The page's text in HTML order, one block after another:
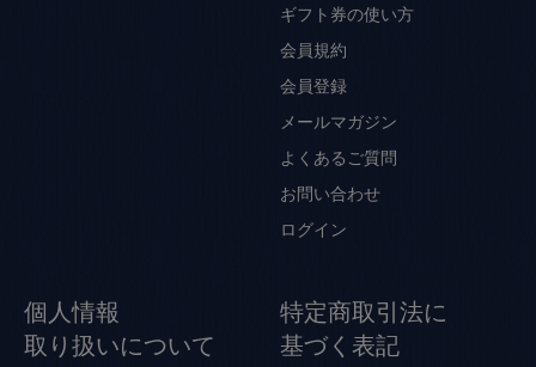
ギフト券の使い方
会員規約
会員登録
メールマガジン
よくあるご質問
お問い合わせ
ログイン
個人情報
取り扱いについて
特定商取引法に
基づく表記